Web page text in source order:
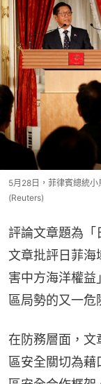
5月28日，菲律賓總統小
(Reuters)
評論文章題為「
文章批評日菲
害中方海洋權
區局勢的又一危
在防務層面，文
區安全關切為